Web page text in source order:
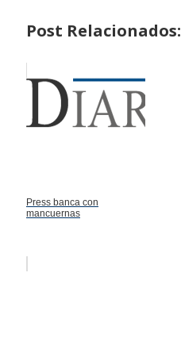
Post Relacionados:
Press banca con
mancuernas